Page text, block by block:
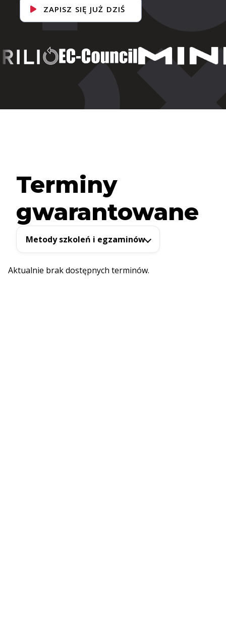
ZAPISZ SIĘ JUŻ DZIŚ
Terminy
gwarantowane
Metody szkoleń i egzaminów
Aktualnie brak dostępnych terminów.